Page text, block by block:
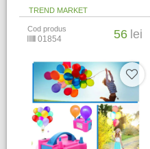
TREND MARKET
Cod produs
01854 56 lei